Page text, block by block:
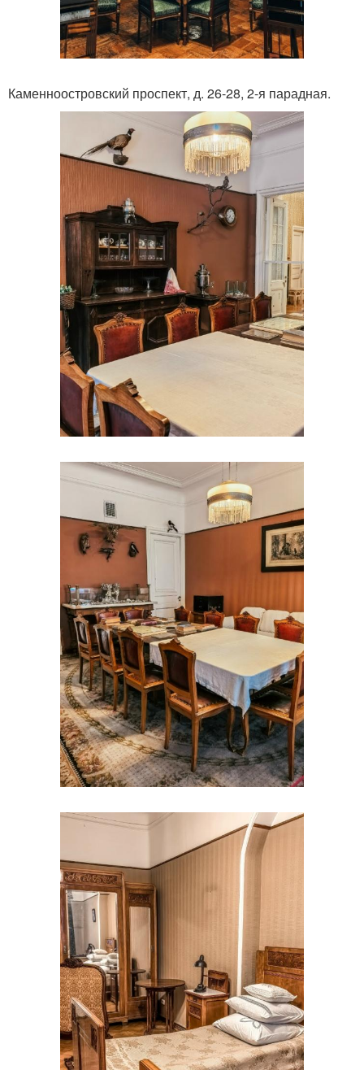
Каменноостровский проспект, д. 26-28, 2-я парадная.